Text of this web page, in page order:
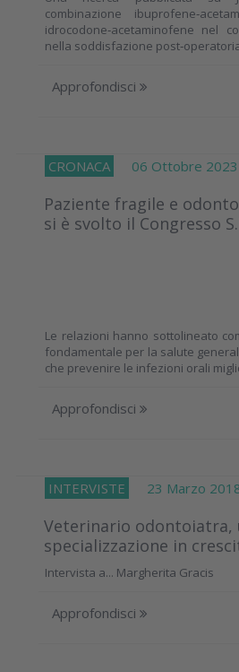
combinazione
idrocodone‑acetaminofene nel
nella soddisfazione
Approfondisci
CRONACA 06 Ottobre 2023
Paziente fragile e
si è svolto il Congresso
Le relazioni hanno sottolineato
fondamentale per la salute
che prevenire le infezioni orali
Approfondisci
INTERVISTE 23 Marzo
Veterinario odontoiatra,
specializzazione in
Intervista a... Margherita Gracis
Approfondisci